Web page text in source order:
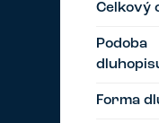
Celkový
Podoba
Forma